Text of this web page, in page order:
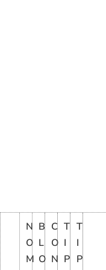
N
O
M
B
L
O
C
O
N
T
I
P
T
I
P